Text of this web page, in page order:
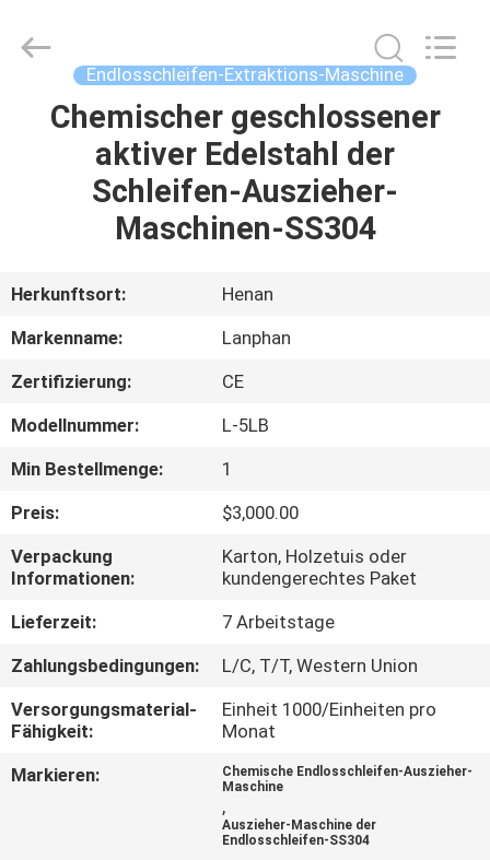
HAUS
PRODUKTE
ÜBER
FABRIK-
AUSFLUG
QUALITÄTSKONTROLLE
TRETEN
MIT
UNS
Co.,Ltd.
Endlosschleifen-Extraktions-Maschine
Chemischer geschlossener
aktiver Edelstahl der
Schleifen-Auszieher-
Maschinen-SS304
Herkunftsort:
Henan
Markenname:
Lanphan
Zertifizierung:
CE
Modellnummer:
L-5LB
Min Bestellmenge:
1
Preis:
$3,000.00
Verpackung
Informationen:
Karton, Holzetuis oder
kundengerechtes Paket
Lieferzeit:
7 Arbeitstage
Zahlungsbedingungen:
L/C, T/T, Western Union
Versorgungsmaterial-
Fähigkeit:
Einheit 1000/Einheiten pro
Monat
Markieren:
Chemische Endlosschleifen-Auszieher-
Maschine
,
Auszieher-Maschine der
Endlosschleifen-SS304